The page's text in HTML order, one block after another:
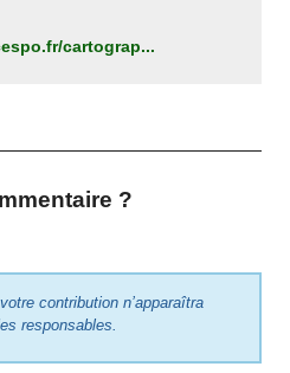
cartograp...
?
contribution n’apparaîtra
responsables.